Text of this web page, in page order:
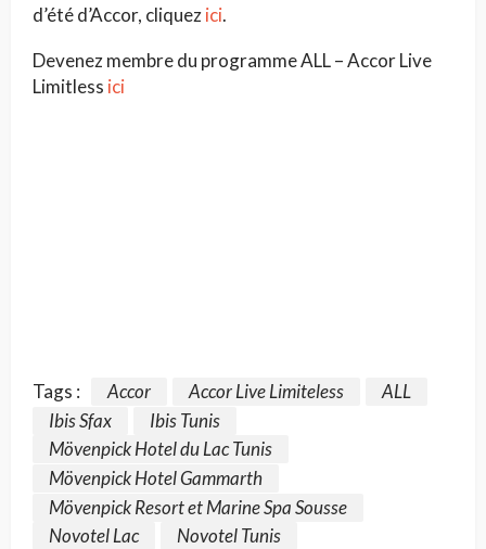
d’été d’Accor, cliquezici.
Devenez membre du programme ALL – Accor Live
Limitless ici
Tags : Accor Accor Live Limiteless
ALL
Ibis Sfax
Ibis Tunis
Mövenpick Hotel du Lac Tunis
Mövenpick Hotel Gammarth
Mövenpick Resort et Marine Spa Sousse
Novotel Lac
Novotel Tunis